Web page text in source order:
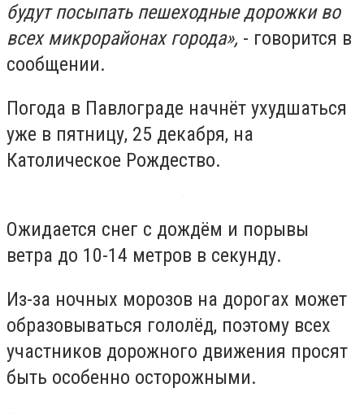
будут посыпать пешеходные дорожки во
всех микрорайонах города», - говорится в
сообщении.
Погода в Павлограде начнёт ухудшаться
уже в пятницу, 25 декабря, на
Католическое Рождество.
Ожидается снег с дождём и порывы
ветра до 10-14 метров в секунду.
Из-за ночных морозов на дорогах может
образовываться гололёд, поэтому всех
участников дорожного движения просят
быть особенно осторожными.